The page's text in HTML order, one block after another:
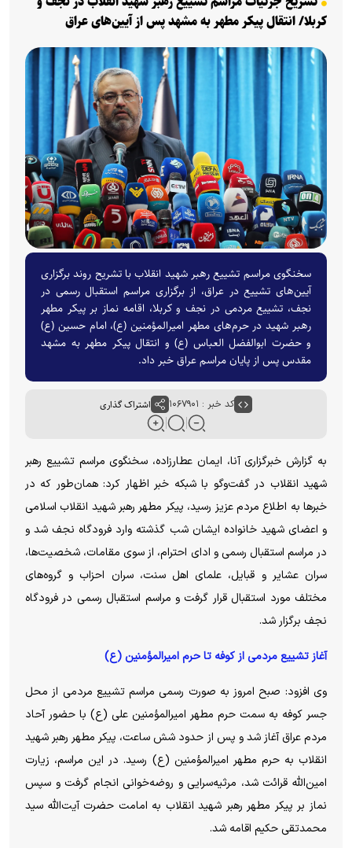
کربلا/ انتقال پیکر مطهر به مشهد پس از آیین‌های عراق
سخنگوی مراسم تشییع رهبر شهید انقلاب با تشریح روند برگزاری
آیین‌های تشییع در عراق، از برگزاری مراسم استقبال رسمی در
نجف، تشییع مردمی در نجف و کربلا، اقامه نماز بر پیکر مطهر
رهبر شهید در حرم‌های مطهر امیرالمؤمنین (ع)، امام حسین (ع)
و حضرت ابوالفضل العباس (ع) و انتقال پیکر مطهر به مشهد
مقدس پس از پایان مراسم عراق خبر داد.
کد خبر : ۱۰۶۷۹۰۱ اشتراک گذاری
به گزارش خبرگزاری آنا، ایمان عطارزاده، سخنگوی مراسم تشییع رهبر
شهید انقلاب در گفت‌و‌گو با شبکه خبر اظهار کرد: همان‌طور که در
خبر‌ها به اطلاع مردم عزیز رسید، پیکر مطهر رهبر شهید انقلاب اسلامی
و اعضای شهید خانواده ایشان شب گذشته وارد فرودگاه نجف شد و
در مراسم استقبال رسمی و ادای احترام، از سوی مقامات، شخصیت‌ها،
سران عشایر و قبایل، علمای اهل سنت، سران احزاب و گروه‌های
مختلف مورد استقبال قرار گرفت و مراسم استقبال رسمی در فرودگاه
نجف برگزار شد.
آغاز تشییع مردمی از کوفه تا حرم امیرالمؤمنین (ع)
وی افزود: صبح امروز به صورت رسمی مراسم تشییع مردمی از محل
جسر کوفه به سمت حرم مطهر امیرالمؤمنین علی (ع) با حضور آحاد
مردم عراق آغاز شد و پس از حدود شش ساعت، پیکر مطهر رهبر شهید
انقلاب به حرم مطهر امیرالمؤمنین (ع) رسید. در این مراسم، زیارت
امین‌الله قرائت شد، مرثیه‌سرایی و روضه‌خوانی انجام گرفت و سپس
نماز بر پیکر مطهر رهبر شهید انقلاب به امامت حضرت آیت‌الله سید
محمدتقی حکیم اقامه شد.